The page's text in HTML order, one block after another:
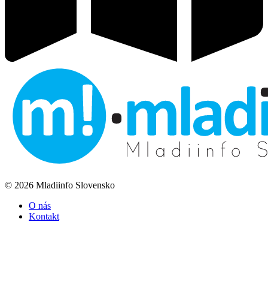
© 2026 Mladiinfo Slovensko
O nás
Kontakt